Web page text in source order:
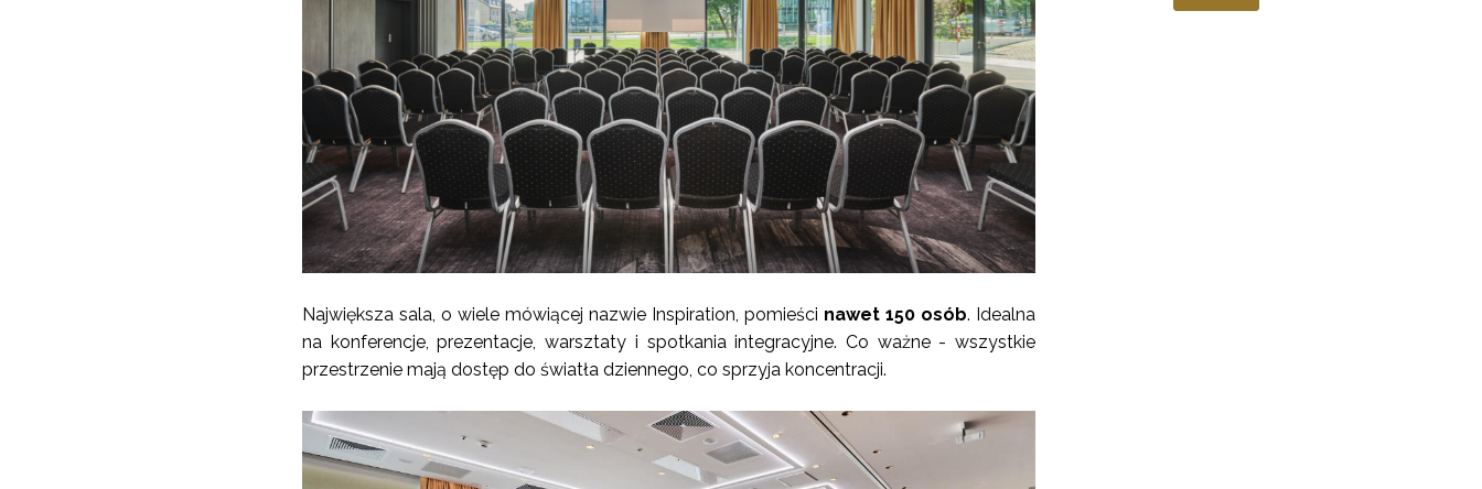
Największa sala, o wiele mówiącej nazwie Inspiration, pomieści nawet 150 osób. Idealna
na konferencje, prezentacje, warsztaty i spotkania integracyjne. Co ważne - wszystkie
przestrzenie mają dostęp do światła dziennego, co sprzyja koncentracji.